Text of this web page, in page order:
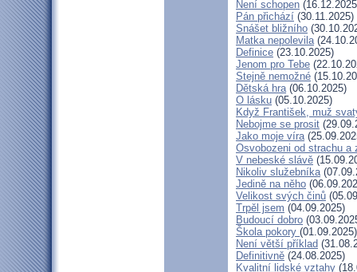
Není schopen
Pán přichází (30.11.2025)
Snášet bližního
Matka nepolevila
Definice (23.10.2025)
Jenom pro Tebe
Stejně nemožné
Dětská hra(06.10.2025)
O lásku (05.10.2025)
Když František, muž
Nebojme se prosit
Jako moje víra
Osvobozeni od strachu a
V nebeské slávě
Nikoliv služebníka
Jedině na něho
Velikost svých činů
Trpěl jsem (04.09.2025)
Budoucí dobro
Škola pokory (01.09.2025)
Není větší příklad
Definitivně (24.08.2025)
Kvalitní lidské vztahy